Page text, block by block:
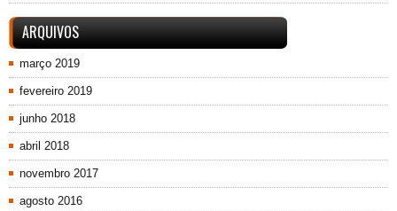
ARQUIVOS
março 2019
fevereiro 2019
junho 2018
abril 2018
novembro 2017
agosto 2016